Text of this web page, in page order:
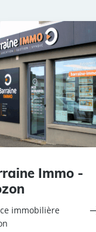
Immo -
immobilière